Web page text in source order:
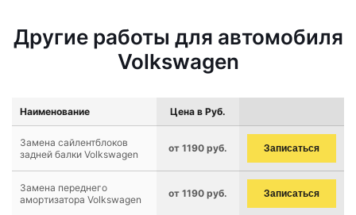
Другие работы для автомобиля
Volkswagen
Наименование Цена в Руб.
Замена сайлентблоков
задней балки Volkswagen
от 1190 руб. Записаться
Замена переднего
амортизатора Volkswagen
от 1190 руб. Записаться